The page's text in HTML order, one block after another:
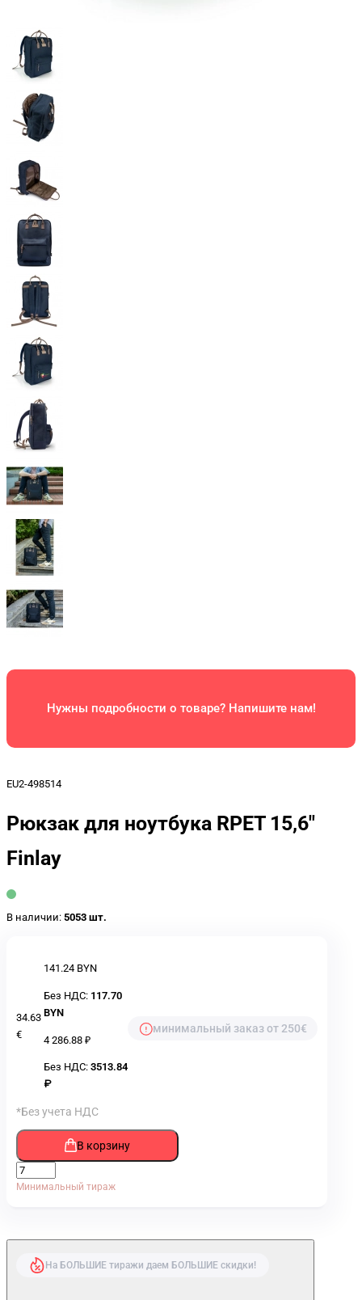
Нужны подробности о товаре? Напишите нам!
EU2-498514
Рюкзак для ноутбука RPET 15,6"
Finlay
В наличии: 5053 шт.
34.63
€
141.24 BYN
Без НДС: 117.70
BYN
4 286.88 ₽
Без НДС:3513.84
₽
минимальный заказ от 250€
*Без учета НДС
В корзину
Минимальный тираж
На БОЛЬШИЕ тиражи даем БОЛЬШИЕ скидки!